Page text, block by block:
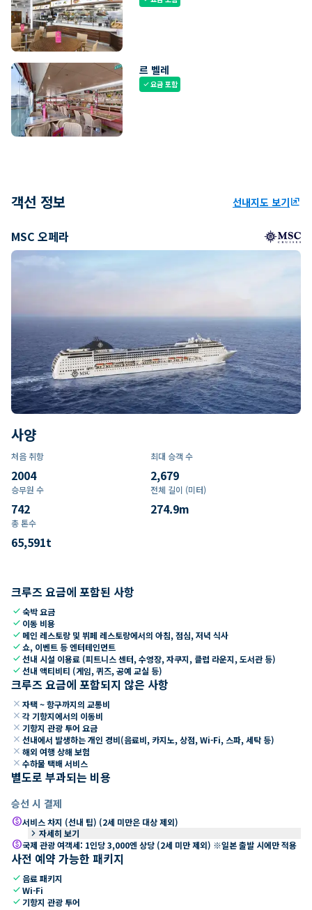
르 벨레
check요금 포함
객선 정보 선내지도 보기ungroup
MSC 오페라
사양
처음 취항
2004
최대 승객 수
2,679
승무원 수
742
전체 길이 (미터)
274.9m
총 톤수
65,591t
크루즈 요금에 포함된 사항
check숙박 요금
check 이동 비용
check 메인 레스토랑 및 뷔페 레스토랑에서의 아침, 점심, 저녁 식사
check쇼, 이벤트 등 엔터테인먼트
check선내 시설 이용료 (피트니스 센터, 수영장, 자쿠지, 클럽 라운지, 도서관 등)
check선내 액티비티 (게임, 퀴즈, 공예 교실 등)
크루즈 요금에 포함되지 않은 사항
close 자택 ~ 항구까지의 교통비
close 각 기항지에서의 이동비
close 기항지 관광 투어 요금
close 선내에서 발생하는 개인 경비(음료비, 카지노, 상점, Wi-Fi, 스파, 세탁 등)
close 해외 여행 상해 보험
close 수하물 택배 서비스
별도로 부과되는 비용
승선 시 결제
paid서비스 차지 (선내 팁) (2세 미만은 대상 제외)
keyboard_arrow_right 자세히 보기
paid국제 관광 여객세: 1인당 3,000엔 상당 (2세 미만 제외) ※일본 출발 시에만 적용
사전 예약 가능한 패키지
check 음료 패키지
checkWi-Fi
check 기항지 관광 투어